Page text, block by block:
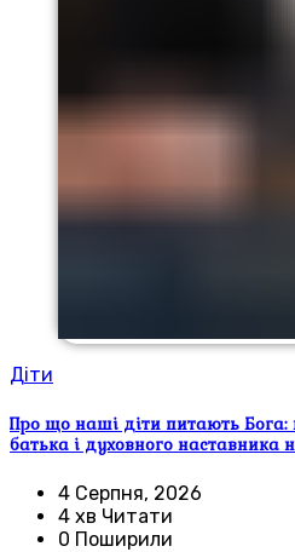
Діти
Про що наші діти питають Бога:
батька і духовного наставника
4 Серпня, 2026
4 хв Читати
0 Поширили